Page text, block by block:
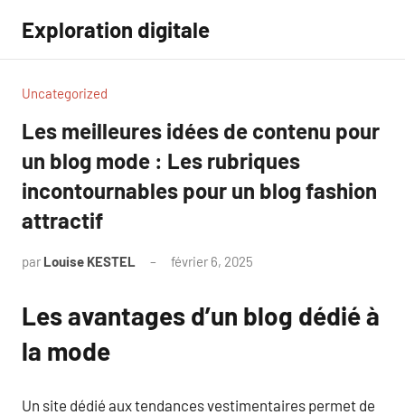
contenu
Exploration digitale
Uncategorized
Les meilleures idées de contenu pour
un blog mode : Les rubriques
incontournables pour un blog fashion
attractif
par Louise KESTEL février 6, 2025
Les avantages d’un blog dédié à
la mode
Un site dédié aux tendances vestimentaires permet de